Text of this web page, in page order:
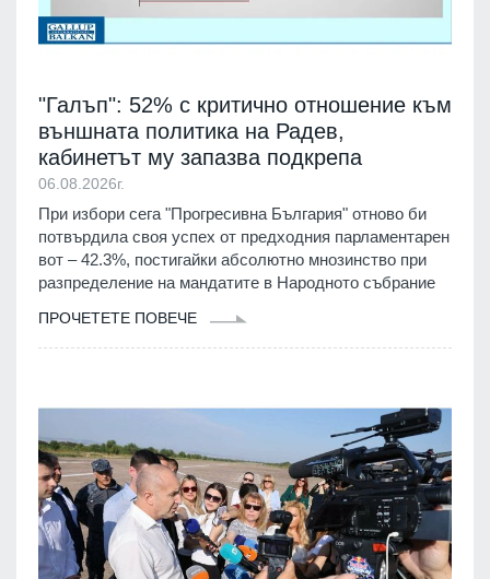
"Галъп": 52% с критично отношение към
външната политика на Радев,
кабинетът му запазва подкрепа
06.08.2026г.
При избори сега "Прогресивна България" отново би
потвърдила своя успех от предходния парламентарен
вот – 42.3%, постигайки абсолютно мнозинство при
разпределение на мандатите в Народното събрание
ПРОЧЕТЕТЕ ПОВЕЧЕ